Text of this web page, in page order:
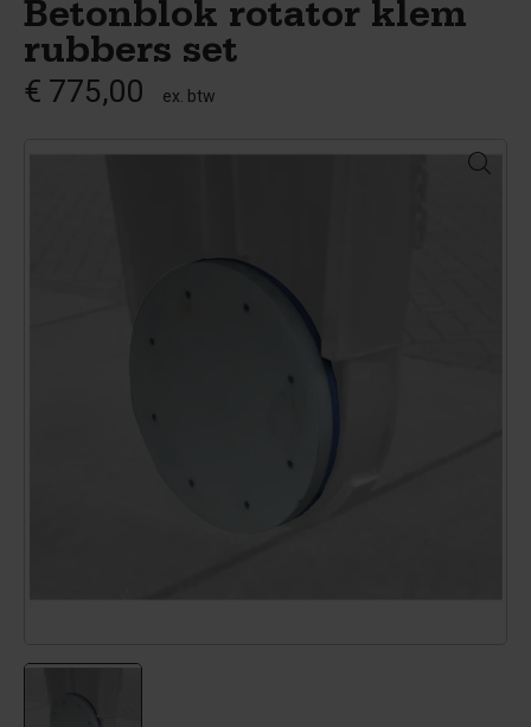
Betonblok rotator klem
rubbers set
€ 775,00 ex. btw